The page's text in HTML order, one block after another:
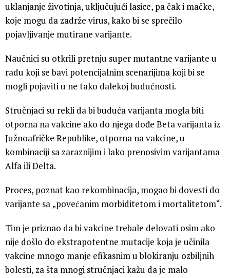
uklanjanje životinja, uključujući lasice, pa čak i mačke,
koje mogu da zadrže virus, kako bi se sprečilo
pojavljivanje mutirane varijante.
Naučnici su otkrili pretnju super mutantne varijante u
radu koji se bavi potencijalnim scenarijima koji bi se
mogli pojaviti u ne tako dalekoj budućnosti.
Stručnjaci su rekli da bi buduća varijanta mogla biti
otporna na vakcine ako do njega dođe Beta varijanta iz
Južnoafričke Republike, otporna na vakcine, u
kombinaciji sa zaraznijim i lako prenosivim varijantama
Alfa ili Delta.
Proces, poznat kao rekombinacija, mogao bi dovesti do
varijante sa „povećanim morbiditetom i mortalitetom“.
Tim je priznao da bi vakcine trebale delovati osim ako
nije došlo do ekstrapotentne mutacije koja je učinila
vakcine mnogo manje efikasnim u blokiranju ozbiljnih
bolesti, za šta mnogi stručnjaci kažu da je malo